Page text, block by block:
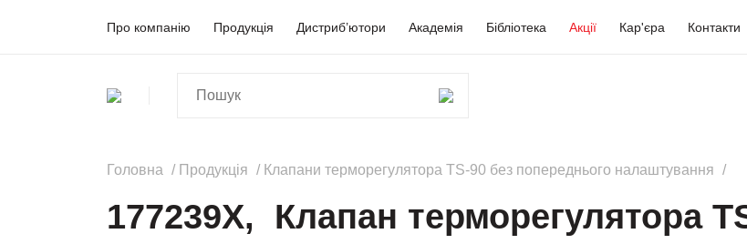
Про компанію Продукція Дистриб’ютори Академія Бібліотека Акції Кар'єра Контакти
Головна Продукція Клапани терморегулятора TS-90 без попереднього налаштування
177239X, Клапан терморегулятора